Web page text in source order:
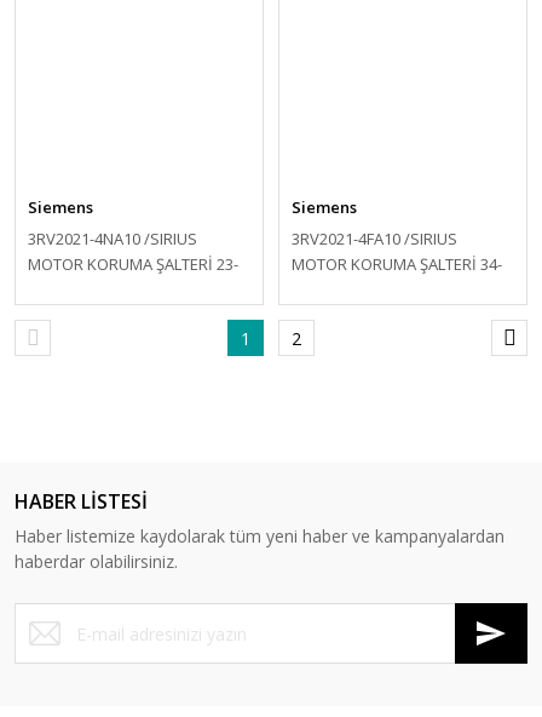
Siemens
3RV2021-4NA10 /SIRIUS
MOTOR KORUMA ŞALTERİ 23-
Siemens
3RV2021-4FA10 /SIRIUS
MOTOR KORUMA ŞALTERİ 34-
1 2
HABER LİSTESİ
Haber listemize kaydolarak tüm yeni haber ve kampanyalardan
haberdar olabilirsiniz.